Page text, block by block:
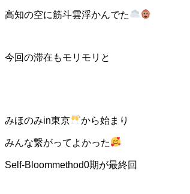
高知の空に筋斗雲浮かんでた
今回の滞在もモリモリと
みほのみin東京 から始まり
みんな繋がってよかった
Self-Bloommethod0期が最終回